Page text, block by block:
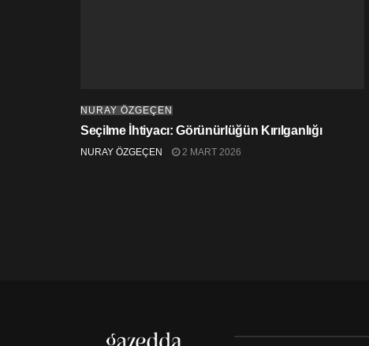
NURAY ÖZGEÇEN
Seçilme İhtiyacı: Görünürlüğün Kırılganlığı
NURAY ÖZGEÇEN 2 MART 2026